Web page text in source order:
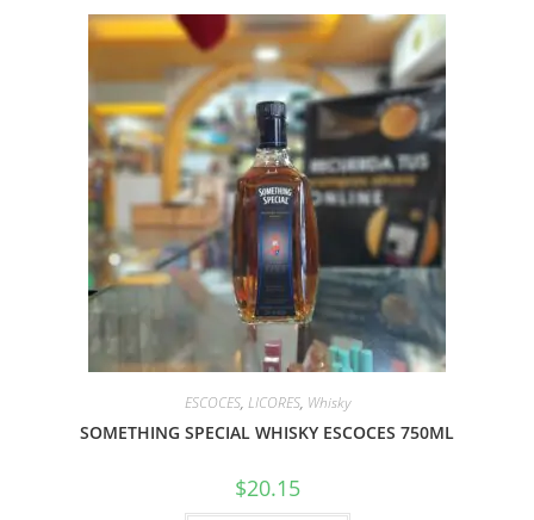
ESCOCES, LICORES, Whisky
SOMETHING SPECIAL WHISKY ESCOCES 750ML
$20.15